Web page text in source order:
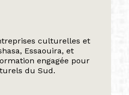
culturelles et
Essaouira, et
engagée pour
du Sud.